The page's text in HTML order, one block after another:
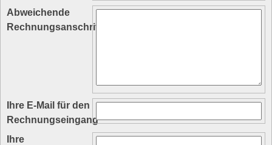
Abweichende
Rechnungsanschrift
Ihre E-Mail für den
Rechnungseingang
Ihre